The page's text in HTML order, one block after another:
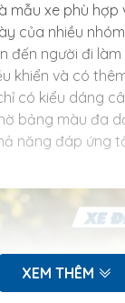
mẫu xe phù hợp
của nhiều
đến người đi
khiển và có
có kiểu dáng
bảng màu đa
năng đáp ứng
XEM THÊM